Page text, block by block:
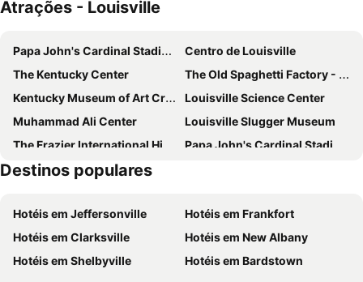
Sleep Inn Louisville Airport & Expo
Atrações - Louisville
Papa John's Cardinal Stadium
Centro de Louisville
The Kentucky Center
The Old Spaghetti Factory - Louisville
Kentucky Museum of Art Craft
Louisville Science Center
Muhammad Ali Center
Louisville Slugger Museum
The Frazier International History Museum
Papa John's Cardinal Stadium
Churchill Downs
Destinos populares
Hotéis em Jeffersonville
Hotéis em Frankfort
Hotéis em Clarksville
Hotéis em New Albany
Hotéis em Shelbyville
Hotéis em Bardstown